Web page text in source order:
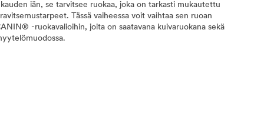
iän, se tarvitsee ruokaa, joka on tarkasti mukautettu
Tässä vaiheessa voit vaihtaa sen ruoan
-ruokavalioihin, joita on saatavana kuivaruokana sekä